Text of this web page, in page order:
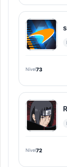
Nível73
Nível72